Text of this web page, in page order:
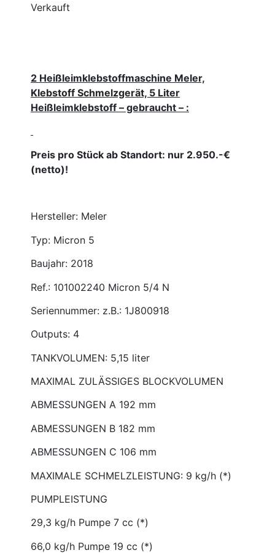
Verkauft
2 Heißleimklebstoffmaschine Meler,
Klebstoff Schmelzgerät, 5 Liter
Heißleimklebstoff – gebraucht – :
Preis pro Stück ab Standort: nur 2.950.-€
(netto)!
Hersteller: Meler
Typ: Micron 5
Baujahr: 2018
Ref.: 101002240 Micron 5/4 N
Seriennummer: z.B.: 1J800918
Outputs: 4
TANKVOLUMEN: 5,15 liter
MAXIMAL ZULÄSSIGES BLOCKVOLUMEN
ABMESSUNGEN A 192 mm
ABMESSUNGEN B 182 mm
ABMESSUNGEN C 106 mm
MAXIMALE SCHMELZLEISTUNG: 9 kg/h (*)
PUMPLEISTUNG
29,3 kg/h Pumpe 7 cc (*)
66,0 kg/h Pumpe 19 cc (*)